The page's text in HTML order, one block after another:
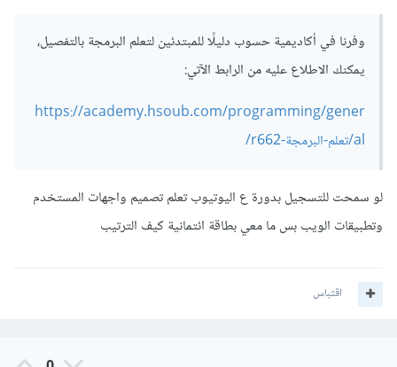
وفرنا في أكاديمية حسوب دليلًا للمبتدئين لتعلم البرمجة بالتفصيل،
يمكنك الاطلاع عليه من الرابط الآتي:
https://academy.hsoub.com/programming/gener
al/تعلم-البرمجة-r662/
لو سمحت للتسجيل بدورة ع اليوتيوب تعلم تصميم واجهات المستخدم
وتطبيقات الويب بس ما معي بطاقة ائتمانية كيف الترتيب
اقتباس